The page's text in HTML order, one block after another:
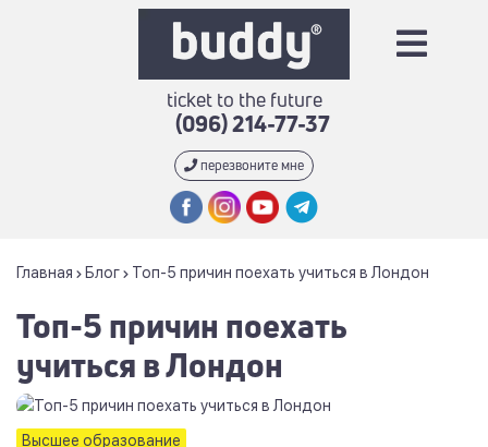
ticket to the future
(096) 214-77-37
перезвоните мне
Главная Блог Топ-5 причин поехать учиться в Лондон
Топ-5 причин поехать
учиться в Лондон
Высшее образование